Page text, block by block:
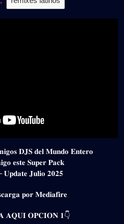
𝐃𝐉𝐒 𝐝𝐞𝐥 𝐌𝐮𝐧𝐝𝐨 𝐄𝐧𝐭𝐞𝐫𝐨
𝐞𝐬𝐭𝐞 𝐒𝐮𝐩𝐞𝐫 𝐏𝐚𝐜𝐤
𝐔𝐩𝐝𝐚𝐭𝐞 𝐉𝐮𝐥𝐢𝐨 𝟐𝟎𝟐𝟓
𝐩𝐨𝐫 𝐌𝐞𝐝𝐢𝐚𝐟𝐢𝐫𝐞
𝐀𝐐𝐔𝐈 𝐎𝐏𝐂𝐈𝐎𝐍 𝟏👇